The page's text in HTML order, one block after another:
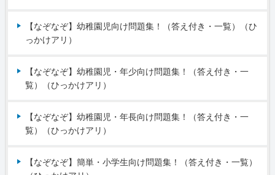
【なぞなぞ】幼稚園児向け問題集！（答え付き・一覧）（ひ
っかけアリ）
【なぞなぞ】幼稚園児・年少向け問題集！（答え付き・一
覧）（ひっかけアリ）
【なぞなぞ】幼稚園児・年長向け問題集！（答え付き・一
覧）（ひっかけアリ）
【なぞなぞ】簡単・小学生向け問題集！（答え付き・一覧）